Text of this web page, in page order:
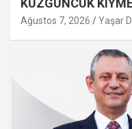
KUZGUNCUK
Ağustos 7, 2026 Yaşar